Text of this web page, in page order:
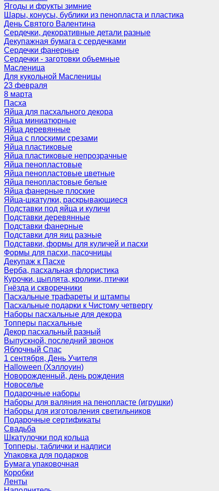
Ягоды и фрукты зимние
Шары, конусы, бублики из пенопласта и пластика
День Святого Валентина
Сердечки, декоративные детали разные
Декупажная бумага с сердечками
Сердечки фанерные
Сердечки - заготовки объемные
Масленица
Для кукольной Масленицы
23 февраля
8 марта
Пасха
Яйца для пасхального декора
Яйца миниатюрные
Яйца деревянные
Яйца с плоскими срезами
Яйца пластиковые
Яйца пластиковые непрозрачные
Яйца пенопластовые
Яйца пенопластовые цветные
Яйца пенопластовые белые
Яйца фанерные плоские
Яйца-шкатулки, раскрывающиеся
Подставки под яйца и куличи
Подставки деревянные
Подставки фанерные
Подставки для яиц разные
Подставки, формы для куличей и пасхи
Формы для пасхи, пасочницы
Декупаж к Пасхе
Верба, пасхальная флористика
Курочки, цыплята, кролики, птички
Гнёзда и скворечники
Пасхальные трафареты и штампы
Пасхальные подарки к Чистому четвергу
Наборы пасхальные для декора
Топперы пасхальные
Декор пасхальный разный
Выпускной, последний звонок
Яблочный Спас
1 сентября, День Учителя
Halloween (Хэллоуин)
Новорожденный, день рождения
Новоселье
Подарочные наборы
Наборы для валяния на пенопласте (игрушки)
Наборы для изготовления светильников
Подарочные сертификаты
Свадьба
Шкатулочки под кольца
Топперы, таблички и надписи
Упаковка для подарков
Бумага упаковочная
Коробки
Ленты